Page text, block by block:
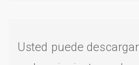
Usted puede